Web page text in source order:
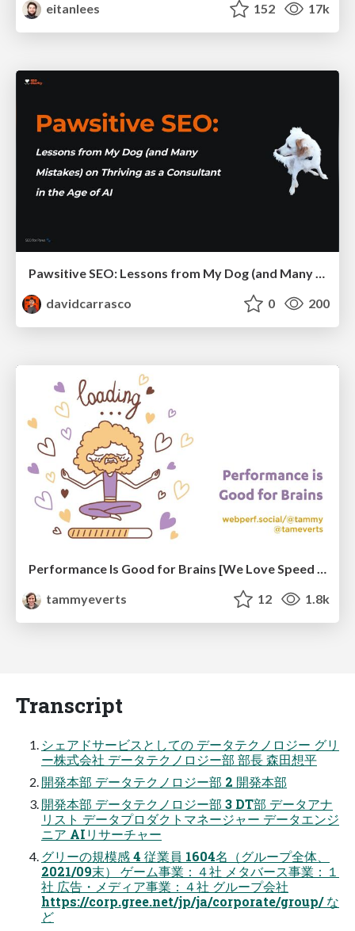
eitanlees
152 17k
Pawsitive SEO: Lessons from My Dog (and Many Mistakes) on Thriving as a Consultant in the Age of AI
davidcarrasco
0 200
tammyeverts
12 1.8k
Transcript
シェアドサービスとしての データテクノロジー グリ
ー株式会社 データテクノロジー部 部長 森田想平
開発本部 データテクノロジー部 2 開発本部
開発本部 データテクノロジー部 3 DT部 データアナ
リスト データプロダクトマネージャー データエンジ
ニア AIリサーチャー
グリーの規模感 4 従業員 1604名（グループ全体、
2021/09末） ゲーム事業：４社 メタバース事業：１
社 広告・メディア事業：４社 グループ会社
https://corp.gree.net/jp/ja/corporate/group/ な
ど